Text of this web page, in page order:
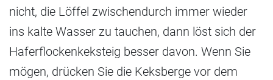
nicht, die Löffel zwischendurch immer wieder
ins kalte Wasser zu tauchen, dann löst sich der
Haferflockenkeksteig besser davon. Wenn Sie
mögen, drücken Sie die Keksberge vor dem